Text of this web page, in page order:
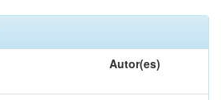
Autor(es)